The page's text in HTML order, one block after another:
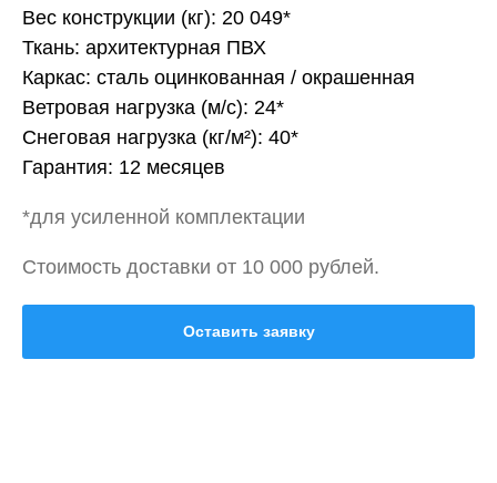
Вес конструкции (кг): 20 049*
Ткань: архитектурная ПВХ
Каркас: сталь оцинкованная / окрашенная
Ветровая нагрузка (м/с): 24*
Снеговая нагрузка (кг/м²): 40*
Гарантия: 12 месяцев
*для усиленной комплектации
Стоимость доставки от 10 000 рублей.
Оставить заявку